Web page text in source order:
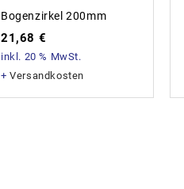
Bogenzirkel 200mm
21,68 €
inkl. 20 % MwSt.
+Versandkosten